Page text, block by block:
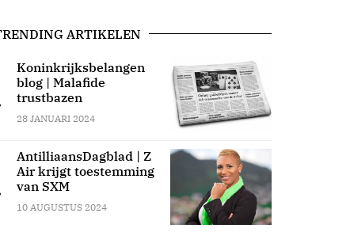
ARTIKELEN
Koninkrijksbelangen
blog | Malafide
trustbazen
28 JANUARI 2024
AntilliaansDagblad | Z
Air krijgt toestemming
van SXM
10 AUGUSTUS 2024